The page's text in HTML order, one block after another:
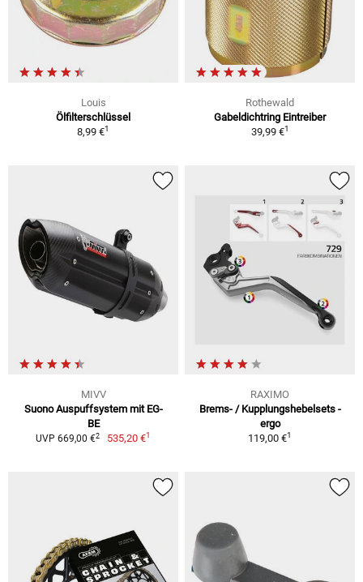
Louis
Ölfilterschlüssel
8,99 €1
Rothewald
Gabeldichtring Eintreiber
39,99 €1
MIVV
Suono Auspuffsystem mit EG-
BE
UVP 669,00 €2 535,20 €1
RAXIMO
Brems- / Kupplungshebelsets -
ergo
119,00 €1